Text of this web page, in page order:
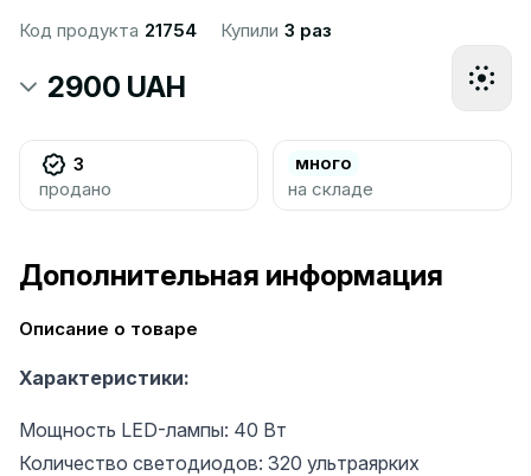
Код продукта 21754 Купили 3 раз
2900 UAH
3
продано
много
на складе
Дополнительная информация
Описание о товаре
Характеристики:
Мощность LED-лампы: 40 Вт
Количество светодиодов: 320 ультраярких